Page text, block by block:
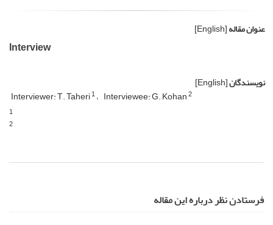
عنوان مقاله[English]
Interview
نویسندگان[English]
Interviewer: T. Taheri1 Interviewee: G. Kohan2
1
2
فرستادن نظر درباره این مقاله